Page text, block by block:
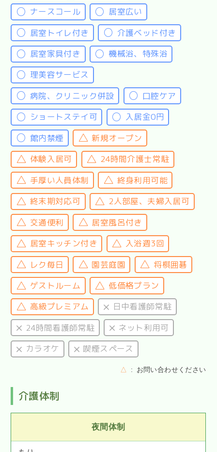
ナースコール
居室広い
居室トイレ付き
介護ベッド付き
居室家具付き
機械浴、特殊浴
理美容サービス
病院、クリニック併設
口腔ケア
ショートステイ可
入居金0円
館内禁煙
新規オープン
体験入居可
24時間介護士常駐
手厚い人員体制
終身利用可能
終末期対応可
2人部屋、夫婦入居可
交通便利
居室風呂付き
居室キッチン付き
入浴週3回
レク毎日
園芸庭園
将棋囲碁
ゲストルーム
低価格プラン
高級プレミアム
日中看護師常駐
24時間看護師常駐
ネット利用可
カラオケ
喫煙スペース
△ お問い合わせください
介護体制
夜間体制